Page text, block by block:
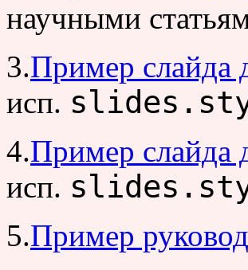
научными
3.Пример слайда
исп.
4.Пример слайда
исп.
5.Пример